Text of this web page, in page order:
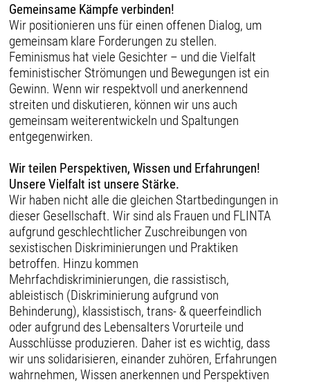
Gemeinsame Kämpfe verbinden!
Wir positionieren uns für einen offenen Dialog, um
gemeinsam klare Forderungen zu stellen.
Feminismus hat viele Gesichter – und die Vielfalt
feministischer Strömungen und Bewegungen ist ein
Gewinn. Wenn wir respektvoll und anerkennend
streiten und diskutieren, können wir uns auch
gemeinsam weiterentwickeln und Spaltungen
entgegenwirken.
Wir teilen Perspektiven, Wissen und Erfahrungen!
Unsere Vielfalt ist unsere Stärke.
Wir haben nicht alle die gleichen Startbedingungen in
dieser Gesellschaft. Wir sind als Frauen und FLINTA
aufgrund geschlechtlicher Zuschreibungen von
sexistischen Diskriminierungen und Praktiken
betroffen. Hinzu kommen
Mehrfachdiskriminierungen, die rassistisch,
ableistisch (Diskriminierung aufgrund von
Behinderung), klassistisch, trans- & queerfeindlich
oder aufgrund des Lebensalters Vorurteile und
Ausschlüsse produzieren. Daher ist es wichtig, dass
wir uns solidarisieren, einander zuhören, Erfahrungen
wahrnehmen, Wissen anerkennen und Perspektiven